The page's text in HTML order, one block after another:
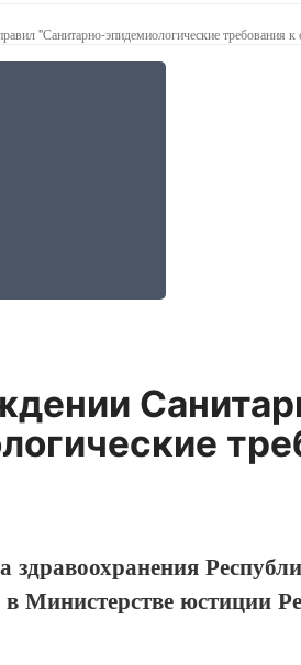
"Санитарно-эпидемиологические требования к
здравоохранения
в Министерстве юстиции